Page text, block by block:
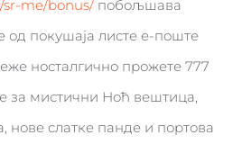
sr-me/bonus/ побољшава
од покушаја листе е-поште
носталгично прожете 777
за мистични Ноћ вештица,
нове слатке панде и портова